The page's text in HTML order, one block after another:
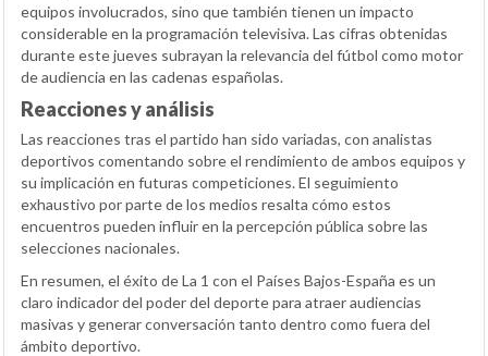
equipos involucrados, sino que también tienen un impacto
considerable en la programación televisiva. Las cifras obtenidas
durante este jueves subrayan la relevancia del fútbol como motor
de audiencia en las cadenas españolas.
Reacciones y análisis
Las reacciones tras el partido han sido variadas, con analistas
deportivos comentando sobre el rendimiento de ambos equipos y
su implicación en futuras competiciones. El seguimiento
exhaustivo por parte de los medios resalta cómo estos
encuentros pueden influir en la percepción pública sobre las
selecciones nacionales.
En resumen, el éxito de La 1 con el Países Bajos-España es un
claro indicador del poder del deporte para atraer audiencias
masivas y generar conversación tanto dentro como fuera del
ámbito deportivo.